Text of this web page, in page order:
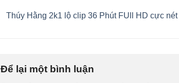
Thúy Hằng 2k1 lộ clip 36 Phút FUll HD cực nét
Để lại một bình luận